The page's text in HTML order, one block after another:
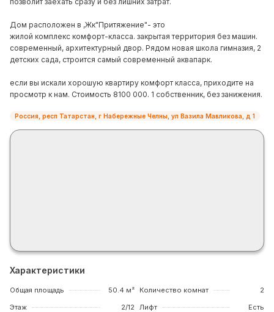
Дом расположен в ,Жк"Притяжение"- это
жилой комплекс комфорт-класса. закрытая территория без машин.
современный, архитектурный двор. Рядом новая школа гимназия, 2
детских сада, строится самый современный аквапарк.
если вы искали хорошую квартиру комфорт класса, приходите на
просмотр к нам. Стоимость 8100 000. 1 собственник, без занижения.
Россия, респ Татарстан, г Набережные Челны, ул Вазила Мавликова, д 1
Характеристики
Общая площадь
50.4 м²
Этаж
2/12
Количество комнат
2
Лифт
Есть